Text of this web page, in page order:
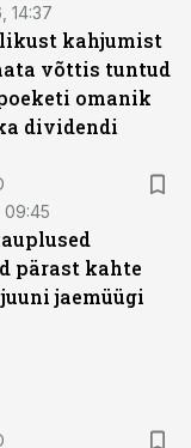
14:37
kahjumist
võttis tuntud
omanik
dividendi
09:45
pärast kahte
jaemüügi